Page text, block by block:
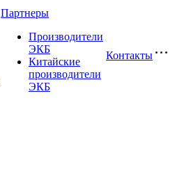
Партнеры
Производители
ЭКБ
Китайские
производители
ЭКБ
Контакты